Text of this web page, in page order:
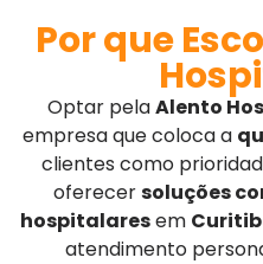
Por que
Optar pelaAlento
empresa que coloca a
clientes como
oferecersoluções
hospitalaresem
atendimento